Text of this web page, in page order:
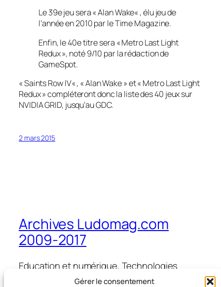
Gérer le consentement
Le 39e jeu sera «Alan Wake« , élu jeu de
l’année en 2010 par le Time Magazine.
Enfin, le 40e titre sera « Metro Last Light
Redux », noté 9/10 par la rédaction de
GameSpot.
«Saints Row IV« , «Alan Wake» et «Metro Last Light
Redux» compléteront donc la liste des 40 jeux sur
NVIDIA GRID, jusqu’au GDC.
2 mars 2015
Archives Ludomag.com
2009-2017
Education et numérique, Technologies
d'Apprentissage, e-learning, serious games,